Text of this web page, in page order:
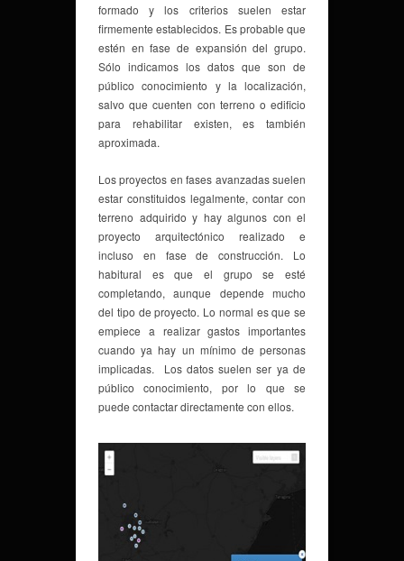
formado y los criterios suelen estar
firmemente establecidos. Es probable que
estén en fase de expansión del grupo.
Sólo indicamos los datos que son de
público conocimiento y la localización,
salvo que cuenten con terreno o edificio
para rehabilitar existen, es también
aproximada.
Los proyectos en fases avanzadas suelen
estar constituidos legalmente, contar con
terreno adquirido y hay algunos con el
proyecto arquitectónico realizado e
incluso en fase de construcción. Lo
habitural es que el grupo se esté
completando, aunque depende mucho
del tipo de proyecto. Lo normal es que se
empiece a realizar gastos importantes
cuando ya hay un mínimo de personas
implicadas. Los datos suelen ser ya de
público conocimiento, por lo que se
puede contactar directamente con ellos.